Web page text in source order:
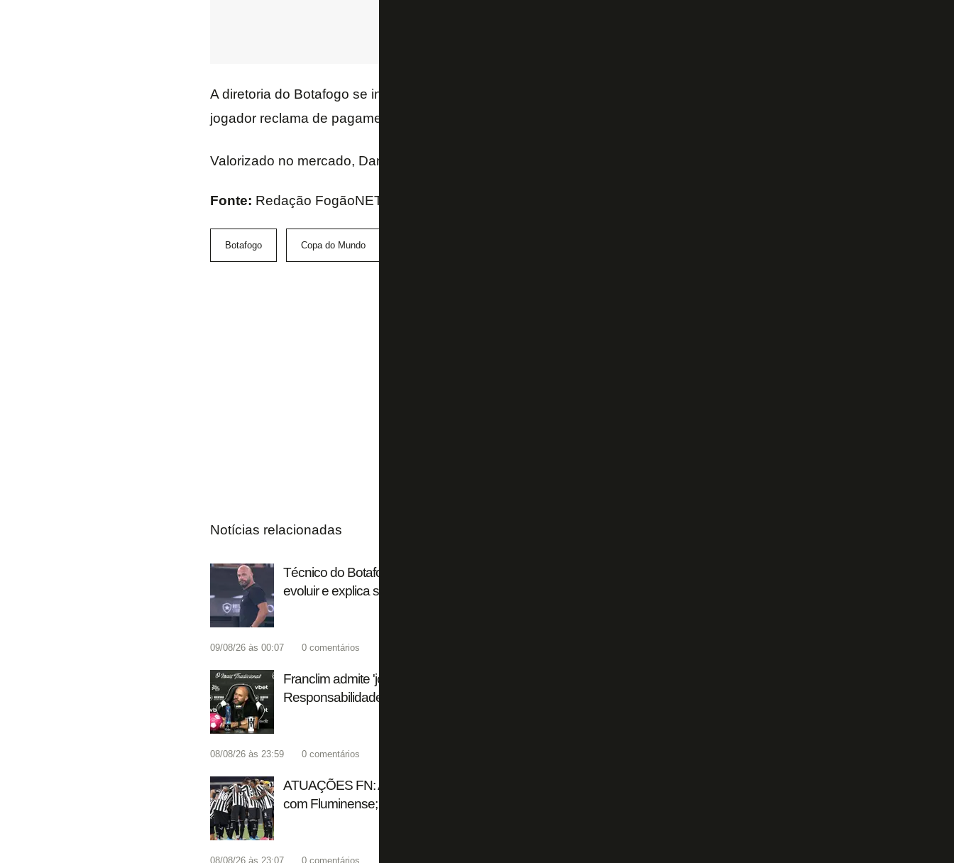
A diretoria do Botafogo se incomodou com a postura de Danilo, enquanto o estafe do
jogador reclama de pagamentos atrasados com ele e com os empresários.
Valorizado no mercado, Danilo deve ser vendido após a Copa do Mundo.
Fonte: Redação FogãoNET e O Globo
Botafogo Copa do Mundo
Notícias relacionadas
Técnico do Botafogo vê Montoro abaixo dos dois jogos anteriores, cita pontos para
evoluir e explica substituição: ‘Estava morto’
09/08/26 às 00:07 0 comentários
Franclim admite 'jogo pobre' em Botafogo 1 x 1 Fluminense: 'Estivemos abaixo.
Responsabilidade do treinador'
08/08/26 às 23:59 0 comentários
ATUAÇÕES FN: Alex Telles e Montoro são os melhores do Botafogo em empate
com Fluminense; Villalba é o pior
08/08/26 às 23:07 0 comentários